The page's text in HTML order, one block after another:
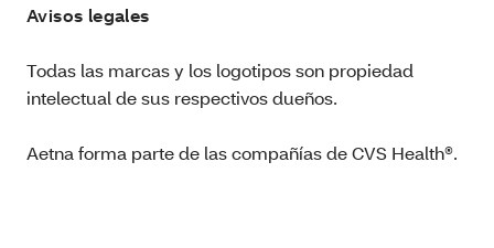
Avisos legales
Todas las marcas y los logotipos son propiedad
intelectual de sus respectivos dueños.
Aetna forma parte de las compañías de CVS Health®.